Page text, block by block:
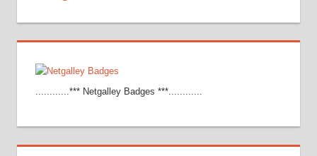
............*** Netgalley Badges ***............